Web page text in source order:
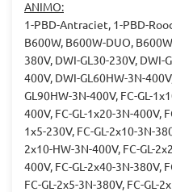
ANIMO:
1-PBD-Antraciet, 1-PBD-
B600W, B600W-DUO,
380V, DWI-GL30-230V, DWI-
400V, DWI-GL60HW-3N-
GL90HW-3N-400V, FC-GL-
400V, FC-GL-1x20-3N-400V,
1x5-230V, FC-GL-2x10-3N-
2x10-HW-3N-400V, FC-GL-
400V, FC-GL-2x40-3N-380V,
FC-GL-2x5-3N-380V, FC-GL-